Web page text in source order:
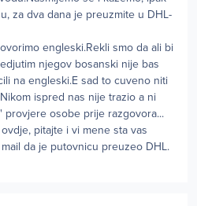
za dva dana je preuzmite u DHL-
engleski.Rekli smo da ali bi
njegov bosanski nije bas
na engleski.E sad to cuveno niti
ispred nas nije trazio a ni
provjere osobe prije razgovora...
pitajte i vi mene sta vas
da je putovnicu preuzeo DHL.